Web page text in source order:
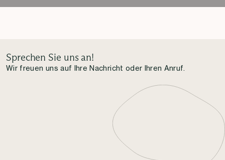
Sprechen Sie uns an!
Wir freuen uns auf Ihre Nachricht oder Ihren Anruf.